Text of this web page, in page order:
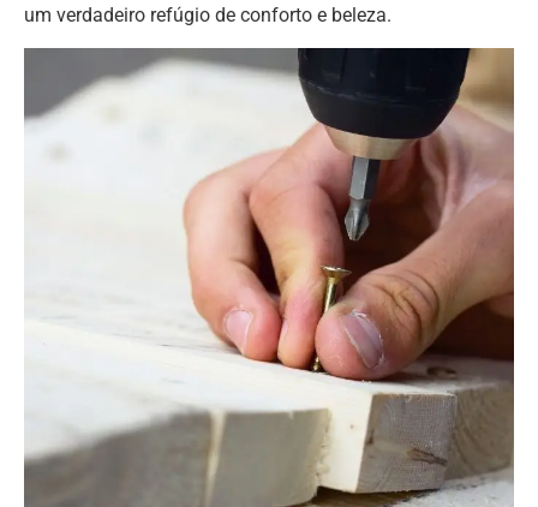
um verdadeiro refúgio de conforto e beleza.